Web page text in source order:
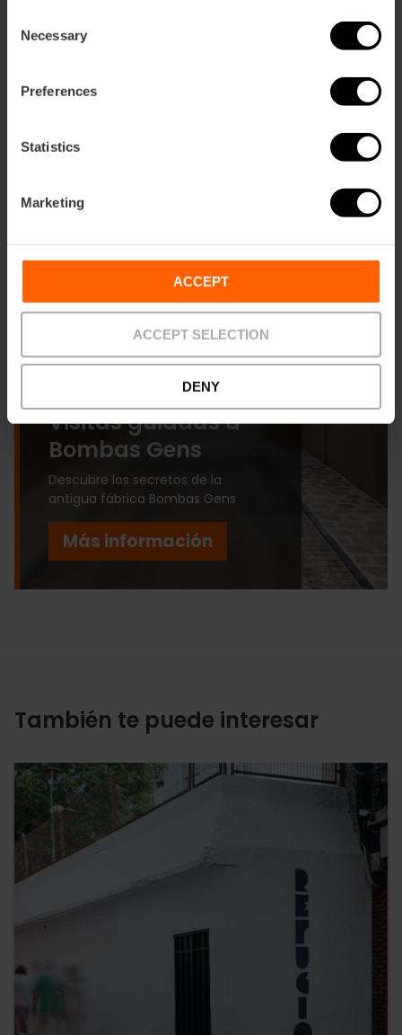
Selection
Necessary
Preferences
Statistics
Marketing
ACCEPT
ACCEPT SELECTION
DENY
Visitas guiadas a
Bombas Gens
Descubre los secretos de la
antigua fábrica Bombas Gens
Más información
También te puede interesar